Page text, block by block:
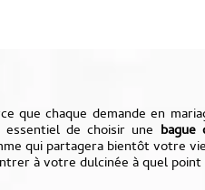
que chaque demande en
de choisir une bague
qui partagera bientôt votre
à votre dulcinée à quel point